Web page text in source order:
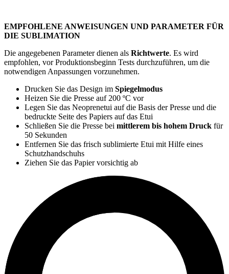
EMPFOHLENE ANWEISUNGEN UND PARAMETER FÜR
DIE SUBLIMATION
Die angegebenen Parameter dienen als Richtwerte. Es wird
empfohlen, vor Produktionsbeginn Tests durchzuführen, um die
notwendigen Anpassungen vorzunehmen.
Drucken Sie das Design im Spiegelmodus
Heizen Sie die Presse auf 200 ºC vor
Legen Sie das Neoprenetui auf die Basis der Presse und die
bedruckte Seite des Papiers auf das Etui
Schließen Sie die Presse bei mittlerem bis hohem Druck für
50 Sekunden
Entfernen Sie das frisch sublimierte Etui mit Hilfe eines
Schutzhandschuhs
Ziehen Sie das Papier vorsichtig ab